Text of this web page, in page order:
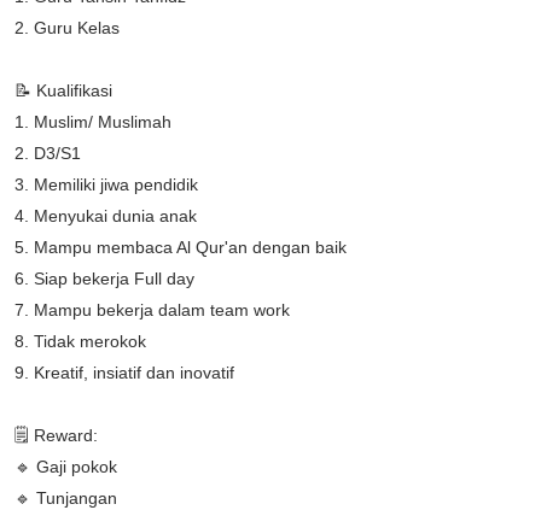
2. Guru Kelas
📝 Kualifikasi
1. Muslim/ Muslimah
2. D3/S1
3. Memiliki jiwa pendidik
4. Menyukai dunia anak
5. Mampu membaca Al Qur'an dengan baik
6. Siap bekerja Full day
7. Mampu bekerja dalam team work
8. Tidak merokok
9. Kreatif, insiatif dan inovatif
🗒 Reward:
🔹 Gaji pokok
🔹 Tunjangan